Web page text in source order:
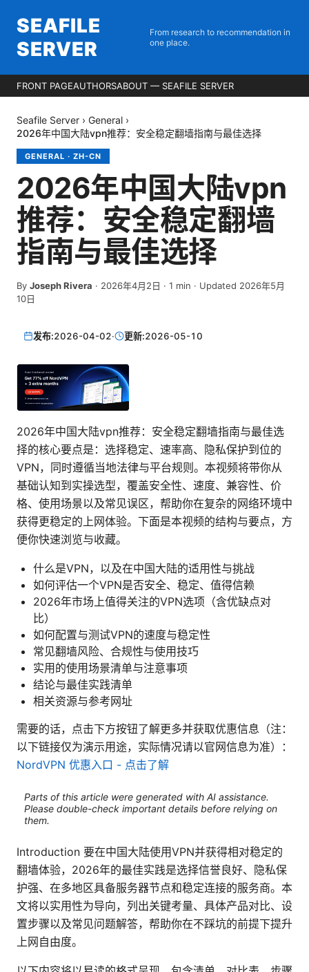
SEAFILE
SERVER
From research to recommendation in
one place.
FRONT PAGEAUTHORSABOUT — SEAFILE SERVER
Seafile Server › General ›
2026年中国大陆vpn推荐：安全稳定翻墙指南与最佳选择
GENERAL · ZH-CN
2026年中国大陆vpn
推荐：安全稳定翻墙
指南与最佳选择
By Joseph Rivera · 2026年4月2日 · 1 min · Updated 2026年5月
10日
发布:2026-04-02· 更新:2026-05-10
2026年中国大陆vpn推荐：安全稳定翻墙指南与最佳选
择的核心要点是：选择稳定、速率高、隐私保护到位的
VPN，同时遵循当地法律与平台规则。本视频将带你从
基础认知到实操选型，覆盖安全性、速度、兼容性、价
格、使用场景以及常见误区，帮助你在复杂的网络环境中
获得更稳定的上网体验。下面是本视频的结构与要点，方
便你快速浏览与收藏。
什么是VPN，以及在中国大陆的适用性与挑战
如何评估一个VPN是否安全、稳定、值得信赖
2026年市场上值得关注的VPN选项（含优缺点对
比）
如何配置与测试VPN的速度与稳定性
常见翻墙风险、合规性与使用技巧
实用的使用场景清单与注意事项
结论与最佳实践清单
相关资源与参考网址
需要的话，点击下方按钮了解更多并获取优惠信息（注：
以下链接仅为演示用途，实际情况请以官网信息为准）：
NordVPN 优惠入口 - 点击了解
Parts of this article were generated with AI assistance.
Please double-check important details before relying on
them.
Introduction 要在中国大陆使用VPN并获得相对稳定的
翻墙体验，2026年的最佳实践是选择信誉良好、隐私保
护强、在多地区具备服务器节点和稳定连接的服务商。本
文将以实用性为导向，列出关键考量、具体产品对比、设
置步骤以及常见问题解答，帮助你在不踩坑的前提下提升
上网自由度。